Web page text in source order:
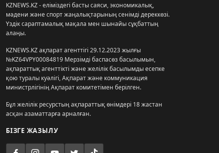
KZNEWS.KZ - еліміздегі басты саяси, экономикалық,
мәдени және спорт жаңалықтарының сенімді дереккөзі.
Үздік сараптамалық мақала мен шынайы сұқбаттың
алаңы.
KZNEWS.KZ ақпарат агенттігі 29.12.2023 жылғы
№KZ64VPY00084819 Мерзімді баспасөз басылымын,
ақпараттық агенттікті және желілік басылымды есепке
қою туралы куәлігі, Ақпарат және коммуникация
министрлігінің Ақпарат комитетімен берілген.
Бұл желілік ресурстың ақпараттық өнімдері 18 жастан
асқан азаматтарға арналған.
БІЗГЕ ЖАЗЫЛУ